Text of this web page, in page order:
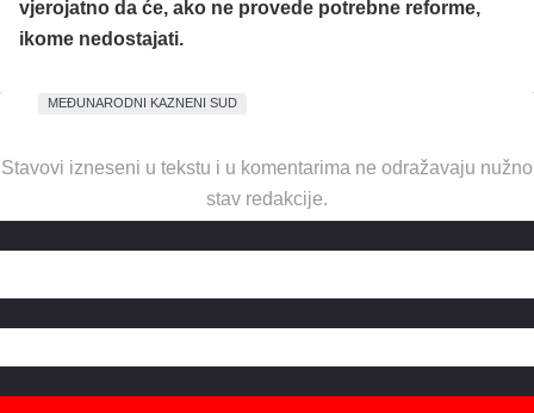
vjerojatno da će, ako ne provede potrebne reforme,
ikome nedostajati.
MEĐUNARODNI KAZNENI SUD
Stavovi izneseni u tekstu i u komentarima ne odražavaju nužno
stav redakcije.